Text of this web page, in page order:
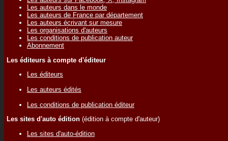
Les auteurs dans le monde
Les auteurs de France par département
Les auteurs écrivant sur mesure
Les organisations d'auteurs
Les conditions de publication auteur
Abonnement
Les éditeurs à compte d'éditeur
Les éditeurs
Les auteurs édités
Les conditions de publication éditeur
Les sites d'auto édition (édition à compte d'auteur)
Les sites d'auto-édition